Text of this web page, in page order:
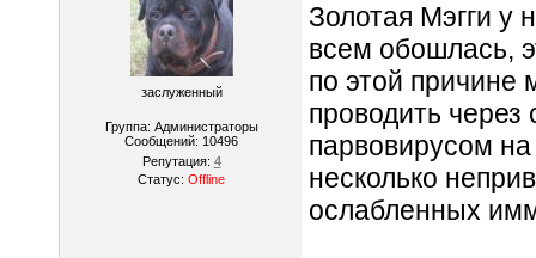
заслуженный
Группа: Администраторы
Сообщений: 10496
Репутация: 4
Статус: Offline
Золотая Мэгги у
всем обошлась,
по этой причине
проводить
парвовирусом
несколько
ослабленных